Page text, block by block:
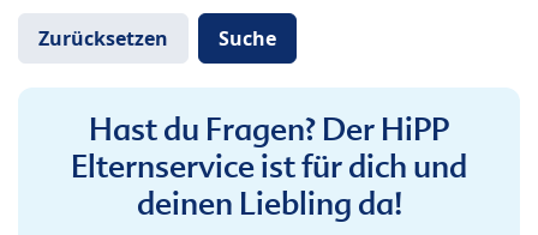
Hast du Fragen? Der HiPP
Elternservice ist für dich und
deinen Liebling da!